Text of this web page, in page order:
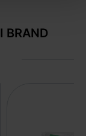
BRAND